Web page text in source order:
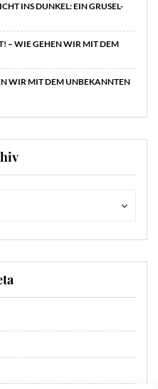
INS DUNKEL: EIN GRUSEL-
– WIE GEHEN WIR MIT DEM
WIR MIT DEM UNBEKANNTEN